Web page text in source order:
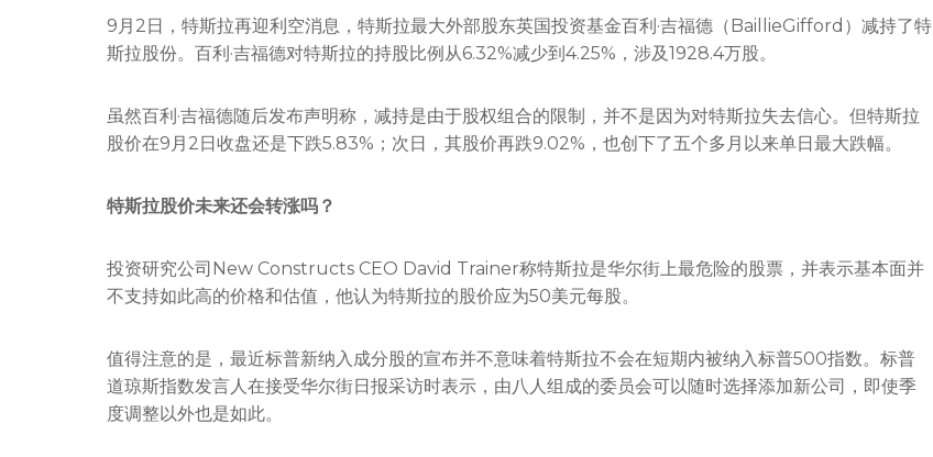
9月2日，特斯拉再迎利空消息，特斯拉最大外部股东英国投资基金百利·吉福德（BaillieGifford）减持了特
斯拉股份。百利·吉福德对特斯拉的持股比例从6.32%减少到4.25%，涉及1928.4万股。
虽然百利·吉福德随后发布声明称，减持是由于股权组合的限制，并不是因为对特斯拉失去信心。但特斯拉
股价在9月2日收盘还是下跌5.83%；次日，其股价再跌9.02%，也创下了五个多月以来单日最大跌幅。
特斯拉股价未来还会转涨吗？
投资研究公司New Constructs CEO David Trainer称特斯拉是华尔街上最危险的股票，并表示基本面并
不支持如此高的价格和估值，他认为特斯拉的股价应为50美元每股。
值得注意的是，最近标普新纳入成分股的宣布并不意味着特斯拉不会在短期内被纳入标普500指数。标普
道琼斯指数发言人在接受华尔街日报采访时表示，由八人组成的委员会可以随时选择添加新公司，即使季
度调整以外也是如此。